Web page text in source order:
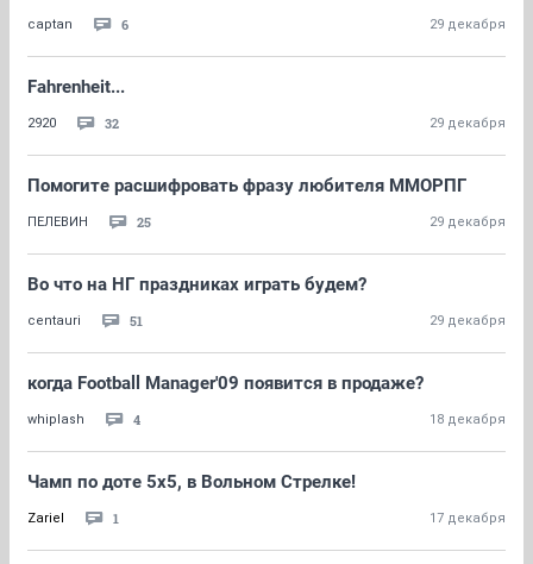
captan 6 29 декабря
Fahrenheit...
2920 32 29 декабря
Помогите расшифровать фразу любителя ММОРПГ
ПЕЛЕВИН 25 29 декабря
Во что на НГ праздниках играть будем?
centauri 51 29 декабря
когда Football Manager'09 появится в продаже?
whiplash 4 18 декабря
Чамп по доте 5х5, в Вольном Стрелке!
Zariel 1 17 декабря